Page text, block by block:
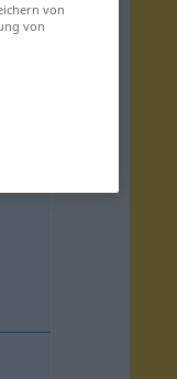
von
von